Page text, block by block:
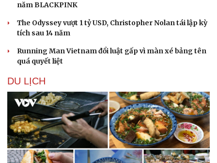
năm BLACKPINK
The Odyssey vượt 1 tỷ USD, Christopher Nolan tái lập kỳ
tích sau 14 năm
Running Man Vietnam đổi luật gấp vì màn xé bảng tên
quá quyết liệt
DU LỊCH